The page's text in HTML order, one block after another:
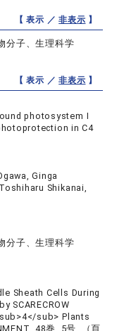
【 表示 ／非表示 】
分子、生理科学
【 表示 ／非表示 】
photosystem I
in C4
Ginga
Shikanai,
分子、生理科学
Sheath Cells During
SCARECROW
sub> Plants
48巻 5号 （頁